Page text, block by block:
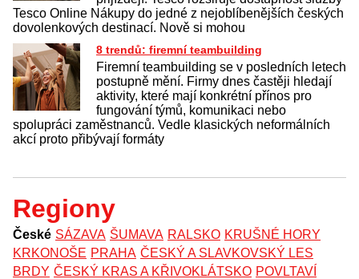
Tesco Online Nákupy do jedné z nejoblíbenějších českých
dovolenkových destinací. Nově si mohou
8 trendů: firemní teambuilding
Firemní teambuilding se v posledních letech
postupně mění. Firmy dnes častěji hledají
aktivity, které mají konkrétní přínos pro
fungování týmů, komunikaci nebo
spolupráci zaměstnanců. Vedle klasických neformálních
akcí proto přibývají formáty
Regiony
České SÁZAVA ŠUMAVA RALSKO KRUŠNÉ HORY
KRKONOŠE PRAHA ČESKÝ A SLAVKOVSKÝ LES
BRDY ČESKÝ KRAS A KŘIVOKLÁTSKO POVLTAVÍ